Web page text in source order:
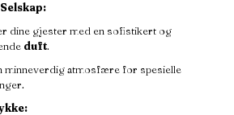
dine gjester med en sofistikert og
duft.
minneverdig atmosfære for spesielle